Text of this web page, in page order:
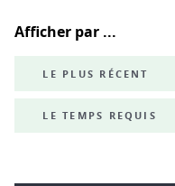
Afficher par ...
LE PLUS RÉCENT
LE TEMPS REQUIS